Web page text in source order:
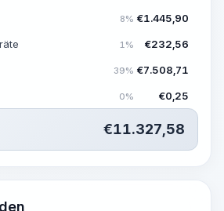
8% €1.445,90
1% €232,56
39% €7.508,71
0% €0,25
€11.327,58